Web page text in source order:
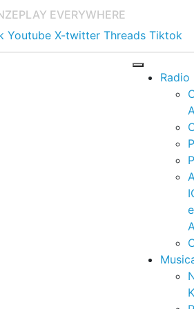
PLAY EVERYWHERE
Youtube X-twitter Threads Tiktok
Radio
e